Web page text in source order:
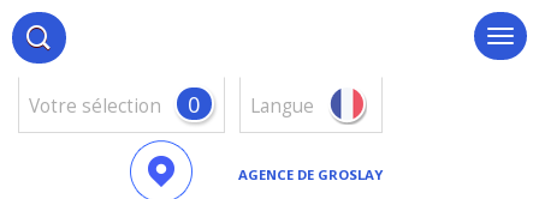
votre sélection 0 Langue
AGENCE DE GROSLAY